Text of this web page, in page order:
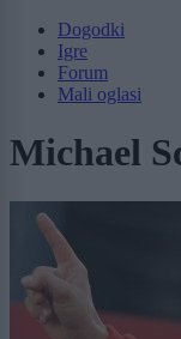
Dogodki
Igre
Forum
Mali oglasi
Michael